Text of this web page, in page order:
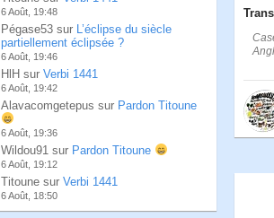
6 Août, 19:48
Pégase53 sur L’éclipse du siècle
partiellement éclipsée ?
6 Août, 19:46
HlH sur Verbi 1441
6 Août, 19:42
Alavacomgetepus sur Pardon Titoune
6 Août, 19:36
Wildou91 sur Pardon Titoune
6 Août, 19:12
Titoune sur Verbi 1441
6 Août, 18:50